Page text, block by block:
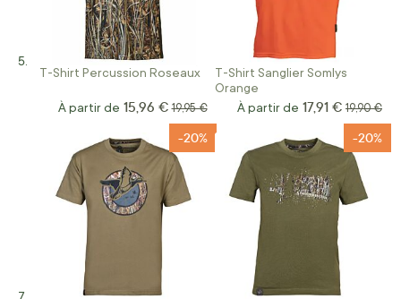
T-Shirt Percussion Roseaux
À partir de 15,96 € Prix normal
19,95 €
T-Shirt Sanglier Somlys
Orange
À partir de 17,91 € Prix
19,90 €
-20% -20%